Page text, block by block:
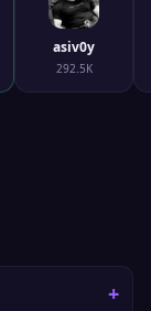
asiv0y
292.5K